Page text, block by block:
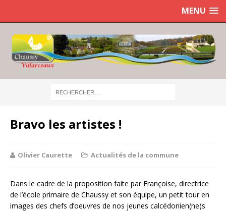
MENU
Bravo les artistes !
Olivier Caurette Actualités de la commune
Dans le cadre de la proposition faite par Françoise, directrice
de l’école primaire de Chaussy et son équipe, un petit tour en
images des chefs d’oeuvres de nos jeunes calcédonien(ne)s